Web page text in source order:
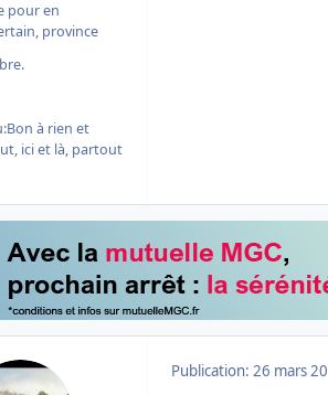
pour en
province
Bon à rien et
ici et là, partout
Publication: 26 mars